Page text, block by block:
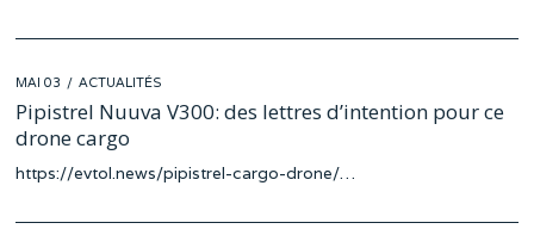
POSTED
ON
MAI 03 AVR
26
ACTUALITÉS
Pipistrel Nuuva V300: des lettres d’intention pour ce
drone cargo
https://evtol.news/pipistrel-cargo-drone/…